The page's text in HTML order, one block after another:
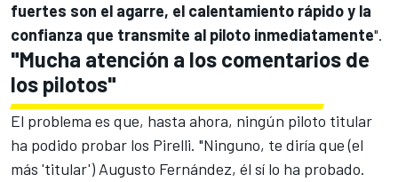
fuertes son el agarre, el calentamiento rápido y la
confianza que transmite al piloto inmediatamente".
"Mucha atención a los comentarios de
los pilotos"
El problema es que, hasta ahora, ningún piloto titular
ha podido probar los Pirelli. "Ninguno, te diría que (el
más 'titular') Augusto Fernández, él sí lo ha probado.